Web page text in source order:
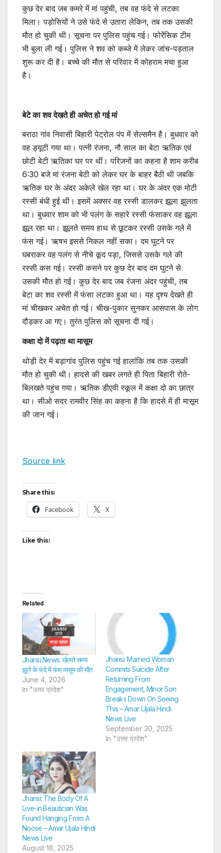
कुछ देर बाद जब कमरे में मां पहुंची, तब वह फंदे से लटका
मिला। पड़ोसियों ने उसे फंदे से उतारा लेकिन, तब तक उसकी
मौत हो चुकी थी। सूचना पर पुलिस पहुंच गई। फोरेंसिक टीम
भी बुला ली गई। पुलिस ने शव को कब्जे में लेकर जांच-पड़ताल
शुरू कर दी है। बच्चे की मौत से परिवार में कोहराम मचा हुआ
है।
बेटे का शव देखते ही अचेत हो गई मां
बराठा गांव निवासी बिहारी पेट्रोल पंप में सेल्समैन है। बुधवार को
वह ड्यूटी गया था। पत्नी रंजना, नौ साल का बेटा ऋतिक एवं
छोटी बेटी ऋतिका घर पर थीं। परिजनों का कहना है शाम करीब
6:30 बजे मां रंजना बेटी को लेकर घर के बाहर बैठी थी जबकि
ऋतिक घर के अंदर अकेले खेल रहा था। घर के अंदर एक मोटी
रस्सी बंधी हुई थी। इसमें अक्सर वह रस्सी डालकर झूला झुलता
था। बुधवार शाम को भी पलंग के सहारे रस्सी फंसाकर वह झूला
झूल रहा था। झूलते समय हाथ से छूटकर रस्सी उसके गले में
फंस गई। ऋषभ इससे निकल नहीं सका। दम घुटने पर
घबराकर वह पलंग से नीचे कूद पड़ा, जिससे उसके गले की
रस्सी कस गई। रस्सी कसने पर कुछ देर बाद दम घुटने से
उसकी मौत हो गई। कुछ देर बाद जब रंजना अंदर पहुंची, तब
बेटा का शव रस्सी में फंसा लटका हुआ था। यह दृश्य देखते ही
मां चीखकर अचेत हो गई। चीख-पुकार सुनकर आसपास के लोग
दौड़कर आ गए। तुरंत पुलिस को सूचना दी गई।
कक्षा दो में पढ़ता था मासूम
थोड़ी देर में बड़ागांव पुलिस पहुंच गई हालांकि तब तक उसकी
मौत हो चुकी थी। हादसे की खबर लगते ही पिता बिहारी रोते-
बिलखते पहुंच गया। ऋतिक डीएवी स्कूल में कक्षा दो का छात्र
था। सीओ सदर रामवीर सिंह का कहना है कि हादसे में ही मासूम
की जान गई।
Source link
Share this:
Facebook X
Like this:
Related
Jhansi News: खेलते समय
झूले के फंदे में फंस मासूम की मौत
June 4, 2026
In "उत्तर प्रदेश"
Jhansi: Married Woman
Commits Suicide After
Returning From
Engagement, Minor Son
Breaks Down On Seeing
This – Amar Ujala Hindi
News Live
September 30, 2025
In "उत्तर प्रदेश"
Jhansi: The Body Of A
Live-in Beautician Was
Found Hanging From A
Noose – Amar Ujala Hindi
News Live
August 18, 2025